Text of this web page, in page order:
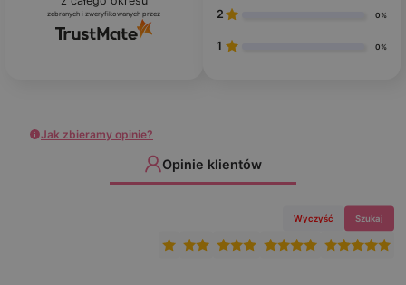
zebranych i zweryfikowanych przez 2 0%
1 0%
Jak zbieramy opinie?
Opinie klientów
Wyczyść Szukaj